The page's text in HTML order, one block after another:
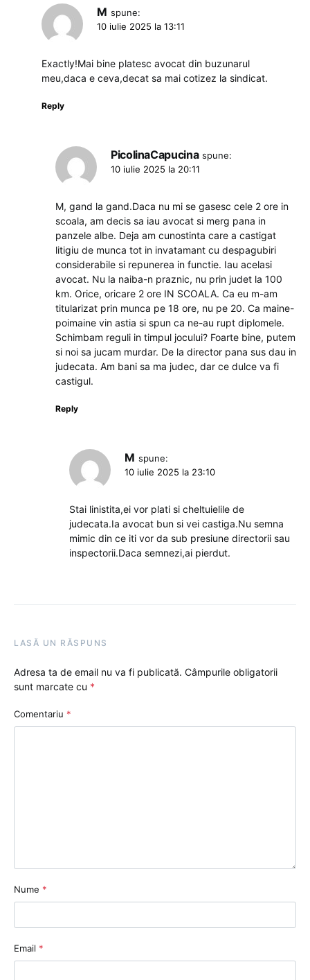
M spune:
10 iulie 2025 la 13:11
Exactly!Mai bine platesc avocat din buzunarul
meu,daca e ceva,decat sa mai cotizez la sindicat.
Reply
PicolinaCapucina spune:
10 iulie 2025 la 20:11
M, gand la gand.Daca nu mi se gasesc cele 2 ore in
scoala, am decis sa iau avocat si merg pana in
panzele albe. Deja am cunostinta care a castigat
litigiu de munca tot in invatamant cu despagubiri
considerabile si repunerea in functie. Iau acelasi
avocat. Nu la naiba-n praznic, nu prin judet la 100
km. Orice, oricare 2 ore IN SCOALA. Ca eu m-am
titularizat prin munca pe 18 ore, nu pe 20. Ca maine-
poimaine vin astia si spun ca ne-au rupt diplomele.
Schimbam reguli in timpul jocului? Foarte bine, putem
si noi sa jucam murdar. De la director pana sus dau in
judecata. Am bani sa ma judec, dar ce dulce va fi
castigul.
Reply
M spune:
10 iulie 2025 la 23:10
Stai linistita,ei vor plati si cheltuielile de
judecata.Ia avocat bun si vei castiga.Nu semna
mimic din ce iti vor da sub presiune directorii sau
inspectorii.Daca semnezi,ai pierdut.
LASĂ UN RĂSPUNS
Adresa ta de email nu va fi publicată. Câmpurile obligatorii
sunt marcate cu *
Comentariu *
Nume *
Email *